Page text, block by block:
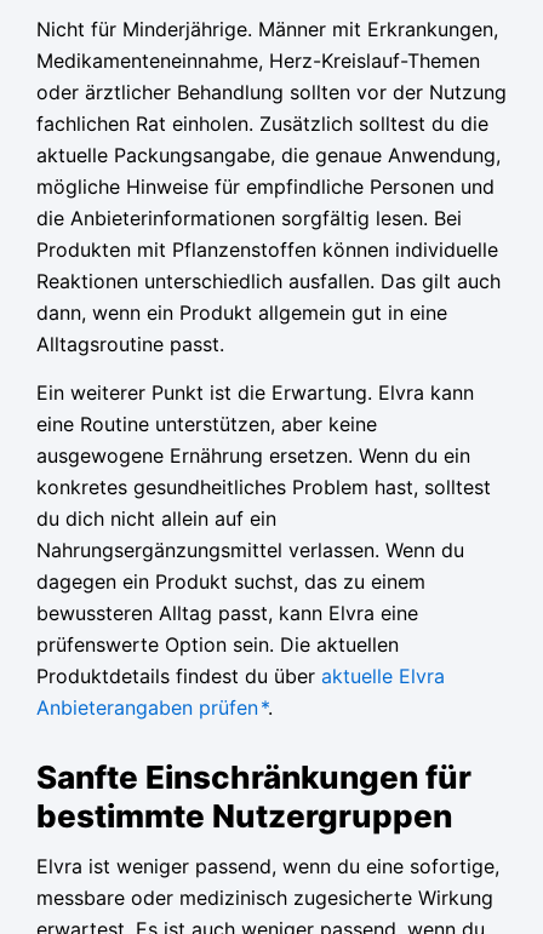
Nicht für Minderjährige. Männer mit Erkrankungen,
Medikamenteneinnahme, Herz-Kreislauf-Themen
oder ärztlicher Behandlung sollten vor der Nutzung
fachlichen Rat einholen. Zusätzlich solltest du die
aktuelle Packungsangabe, die genaue Anwendung,
mögliche Hinweise für empfindliche Personen und
die Anbieterinformationen sorgfältig lesen. Bei
Produkten mit Pflanzenstoffen können individuelle
Reaktionen unterschiedlich ausfallen. Das gilt auch
dann, wenn ein Produkt allgemein gut in eine
Alltagsroutine passt.
Ein weiterer Punkt ist die Erwartung. Elvra kann
eine Routine unterstützen, aber keine
ausgewogene Ernährung ersetzen. Wenn du ein
konkretes gesundheitliches Problem hast, solltest
du dich nicht allein auf ein
Nahrungsergänzungsmittel verlassen. Wenn du
dagegen ein Produkt suchst, das zu einem
bewussteren Alltag passt, kann Elvra eine
prüfenswerte Option sein. Die aktuellen
Produktdetails findest du über aktuelle Elvra
Anbieterangaben prüfen*.
Sanfte Einschränkungen für
bestimmte Nutzergruppen
Elvra ist weniger passend, wenn du eine sofortige,
messbare oder medizinisch zugesicherte Wirkung
erwartest. Es ist auch weniger passend, wenn du